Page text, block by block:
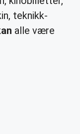
teknikk-
alle være